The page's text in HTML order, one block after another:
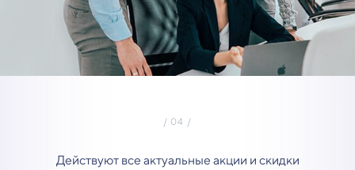
Действуют все актуальные акции и скидки